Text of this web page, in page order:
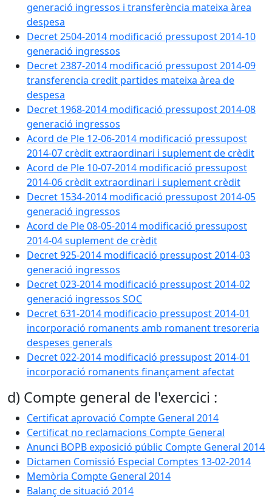
generació ingressos i transferència mateixa àrea
despesa
Decret 2504-2014 modificació pressupost 2014-10
generació ingressos
Decret 2387-2014 modificació pressupost 2014-09
transferencia credit partides mateixa àrea de
despesa
Decret 1968-2014 modificació pressupost 2014-08
generació ingressos
Acord de Ple 12-06-2014 modificació pressupost
2014-07 crèdit extraordinari i suplement de crèdit
Acord de Ple 10-07-2014 modificació pressupost
2014-06 crèdit extraordinari i suplement crèdit
Decret 1534-2014 modificació pressupost 2014-05
generació ingressos
Acord de Ple 08-05-2014 modificació pressupost
2014-04 suplement de crèdit
Decret 925-2014 modificació pressupost 2014-03
generació ingressos
Decret 023-2014 modificació pressupost 2014-02
generació ingressos SOC
Decret 631-2014 modificacio pressupost 2014-01
incorporació romanents amb romanent tresoreria
despeses generals
Decret 022-2014 modificació pressupost 2014-01
incorporació romanents finançament afectat
d) Compte general de l'exercici :
Certificat aprovació Compte General 2014
Certificat no reclamacions Compte General
Anunci BOPB exposició públic Compte General 2014
Dictamen Comissió Especial Comptes 13-02-2014
Memòria Compte General 2014
Balanç de situació 2014